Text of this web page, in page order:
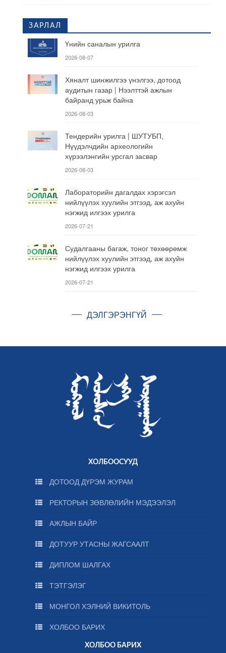
ЗАРЛАЛ
Үнийн саналын урилга
2026-08-07
Хяналт шинжилгээ үнэлгээ, дотоод
аудитын газар | Нээлттэй ажлын
байранд урьж байна
2026-08-03
Тендерийн урилга | ШУТУБП,
Нүүдэлчдийн археологийн
хүрээлэнгийн урсгал засвар
2026-08-03
Лабораторийн дагалдах хэрэгсэл
нийлүүлэх хуулийн этгээд, аж ахуйн
нэгжид илгээх урилга
2026-07-21
Судалгааны багаж, тоног төхөөрөмж
нийлүүлэх хуулийн этгээд, аж ахуйн
нэгжид илгээх урилга
2026-07-21
ДЭЛГЭРЭНГҮЙ
ХОЛБООСУУД
ДОТООД ДҮРЭМ ЖУРАМ
РЕКТОРЫН ЗӨВЛӨЛИЙН МЭДЭЭЛЭЛ
АЖЛЫН БАЙР
ДОТУУР УТАСНЫ ЖАГСААЛТ
ДИПЛОМ ШАЛГАХ
ТЭТГЭЛЭГ
МОНГОЛ ХЭЛНИЙ ВИКИТОЛЬ
ХОЛБОО БАРИХ
ХОЛБОО БАРИХ